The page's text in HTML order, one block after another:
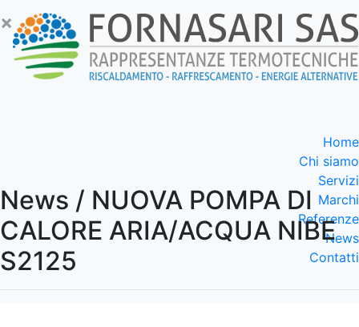
×
Home
Chi siamo
Servizi
Marchi
Referenze
News
Contatti
News / NUOVA POMPA DI
CALORE ARIA/ACQUA NIBE
S2125